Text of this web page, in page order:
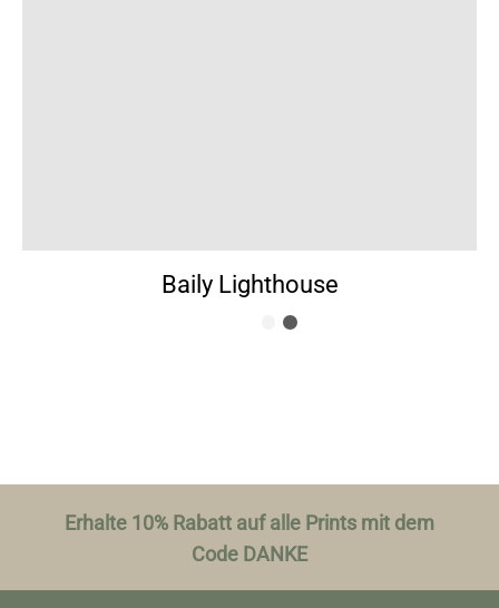
Baily Lighthouse
Erhalte 10% Rabatt auf alle Prints mit dem
Code DANKE